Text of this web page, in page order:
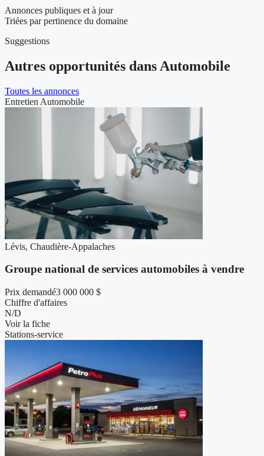
Annonces publiques et à jour
Triées par pertinence du domaine
Suggestions
Autres opportunités dans Automobile
Toutes les annonces
Entretien Automobile
Lévis, Chaudière-Appalaches
Groupe national de services automobiles à vendre
Prix demandé3 000 000 $
Chiffre d'affaires
N/D
Voir la fiche
Stations-service